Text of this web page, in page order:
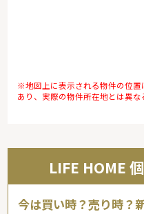
※地図上に表示される物件の位置
あり、実際の物件所在地とは異な
LIFE HOME
今は買い時？売り時？